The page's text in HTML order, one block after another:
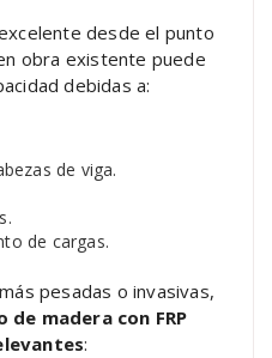
desde el punto
obra existente puede
debidas a:
de viga.
de cargas.
pesadas o invasivas,
madera con FRP
: